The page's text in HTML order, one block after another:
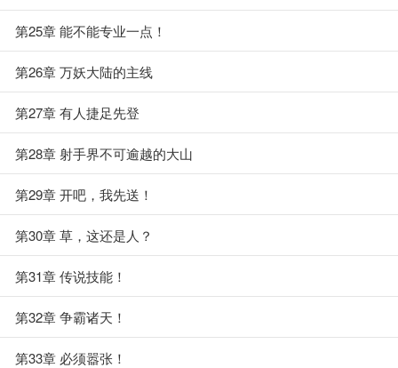
第25章 能不能专业一点！
第26章 万妖大陆的主线
第27章 有人捷足先登
第28章 射手界不可逾越的大山
第29章 开吧，我先送！
第30章 草，这还是人？
第31章 传说技能！
第32章 争霸诸天！
第33章 必须嚣张！